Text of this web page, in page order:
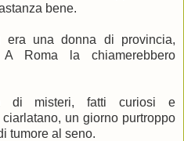
bene.
era una donna di provincia,
Roma la chiamerebbero
di misteri, fatti curiosi e
un giorno purtroppo
tumore al seno.